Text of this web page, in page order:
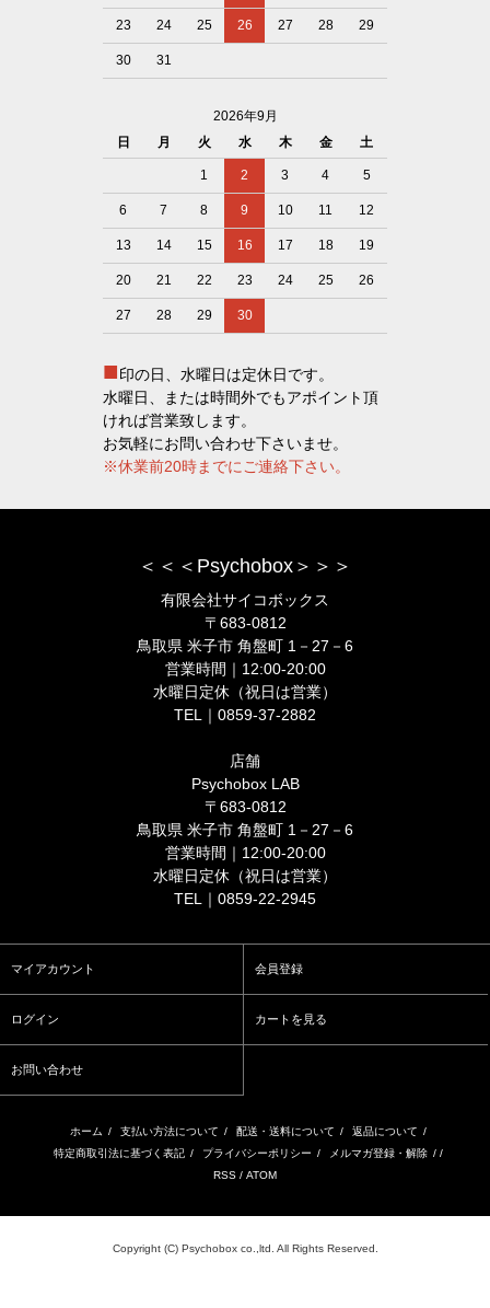
23 24 25 26 27 28 29
30 31
2026年9月
日
月 火 水 木 金 土
1 2 3 4 5
6 7 8 9 10 11 12
13 14 15 16 17 18 19
20 21 22 23 24 25 26
27 28 29 30
■印の日、水曜日は定休日です。
水曜日、または時間外でもアポイント頂
ければ営業致します。
お気軽にお問い合わせ下さいませ。
※休業前20時までにご連絡下さい。
＜＜＜Psychobox＞＞＞
有限会社サイコボックス
〒683-0812
鳥取県 米子市 角盤町 1－27－6
営業時間｜12:00-20:00
水曜日定休（祝日は営業）
TEL｜0859-37-2882
店舗
Psychobox LAB
〒683-0812
鳥取県 米子市 角盤町 1－27－6
営業時間｜12:00-20:00
水曜日定休（祝日は営業）
TEL｜0859-22-2945
マイアカウント 会員登録
ログイン カートを見る
お問い合わせ
ホーム / 支払い方法について / 配送・送料について / 返品について /
特定商取引法に基づく表記 / プライバシーポリシー / メルマガ登録・解除 / /
RSS / ATOM
Copyright (C) Psychobox co.,ltd. All Rights Reserved.